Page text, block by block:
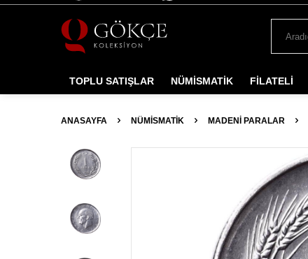
TOPLU SATIŞLAR NÜMİSMATİK FİLATELİ
ANASAYFA NÜMİSMATİK MADENI PARALAR